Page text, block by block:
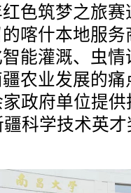
色筑梦之旅
喀什本地服
能灌溉、虫
农业发展的
政府单位提
科学技术英